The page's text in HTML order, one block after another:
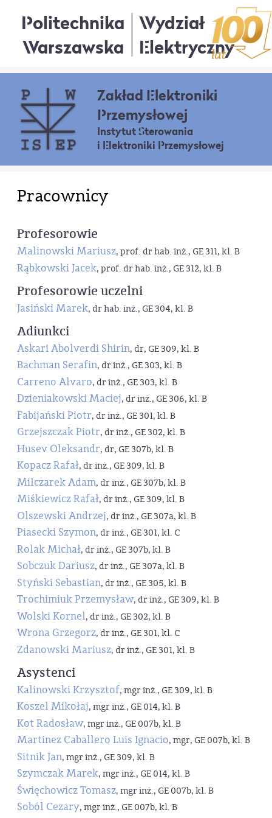
Politechnika
Warszawska
Wydział
Elektryczny
Zakład Elektroniki
Przemysłowej
Instytut Sterowania
i Elektroniki Przemysłowej
Pracownicy
Profesorowie
Malinowski Mariusz, prof. dr hab. inż., GE 311, kl. B
Rąbkowski Jacek, prof. dr hab. inż., GE 312, kl. B
Profesorowie uczelni
Jasiński Marek, dr hab. inż., GE 304, kl. B
Adiunkci
Askari Abolverdi Shirin, dr, GE 309, kl. B
Bachman Serafin, dr inż., GE 303, kl. B
Carreno Alvaro, dr inż., GE 303, kl. B
Dzieniakowski Maciej, dr inż., GE 306, kl. B
Fabijański Piotr, dr inż., GE 301, kl. B
Grzejszczak Piotr, dr inż., GE 302, kl. B
Husev Oleksandr, dr, GE 307b, kl. B
Kopacz Rafał, dr inż., GE 309, kl. B
Milczarek Adam, dr inż., GE 307b, kl. B
Miśkiewicz Rafał, dr inż., GE 309, kl. B
Olszewski Andrzej, dr inż., GE 307a, kl. B
Piasecki Szymon, dr inż., GE 301, kl. C
Rolak Michał, dr inż., GE 307b, kl. B
Sobczuk Dariusz, dr inż., GE 307a, kl. B
Styński Sebastian, dr inż., GE 305, kl. B
Trochimiuk Przemysław, dr inż., GE 309, kl. B
Wolski Kornel, dr inż., GE 302, kl. B
Wrona Grzegorz, dr inż., GE 301, kl. C
Zdanowski Mariusz, dr inż., GE 301, kl. B
Asystenci
Kalinowski Krzysztof, mgr inż., GE 309, kl. B
Koszel Mikołaj, mgr inż., GE 014, kl. B
Kot Radosław, mgr inż., GE 007b, kl. B
Martinez Caballero Luis Ignacio, mgr, GE 007b, kl. B
Sitnik Jan, mgr inż., GE 309, kl. B
Szymczak Marek, mgr inż., GE 014, kl. B
Święchowicz Tomasz, mgr inż., GE 007b, kl. B
Soból Cezary, mgr inż., GE 007b, kl. B